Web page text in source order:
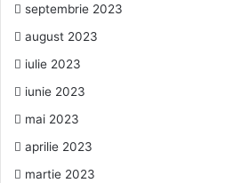
septembrie 2023
august 2023
iulie 2023
iunie 2023
mai 2023
aprilie 2023
martie 2023